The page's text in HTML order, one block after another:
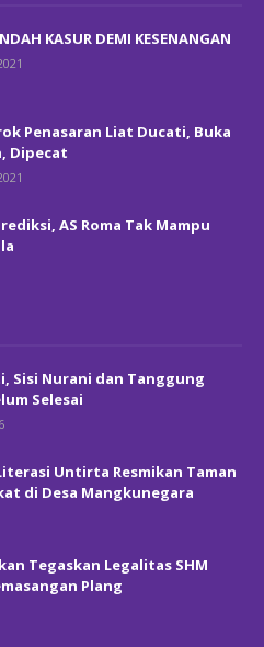
KASUR DEMI KESENANGAN
Penasaran Liat Ducati, Buka
Dipecat
AS Roma Tak Mampu
Sisi Nurani dan Tanggung
Selesai
Untirta Resmikan Taman
di Desa Mangkunegara
Tegaskan Legalitas SHM
Plang